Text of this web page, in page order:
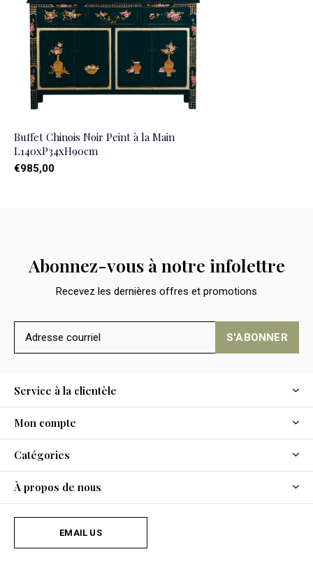
Buffet Chinois Noir Peint à la Main
L140xP34xH90cm
€985,00
Abonnez-vous à notre infolettre
Recevez les dernières offres et promotions
S'ABONNER
Service à la clientèle
Mon compte
Catégories
À propos de nous
EMAIL US